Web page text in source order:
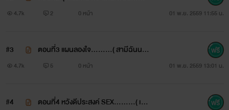
ชอบคนนี้จัง ว้าวววว!! สามีฉันนนน )
4.7k 2 0 หน้า 01 พ.ย. 2559 11:55 น.
#3
ตอนที่3 แผนลองใจ.........( สามีฉันนน
นน )
4.7k 5 0 หน้า 01 พ.ย. 2559 13:01 น.
#4
ตอนที่4 หวังดีประสงค์ SEX………( เป็น